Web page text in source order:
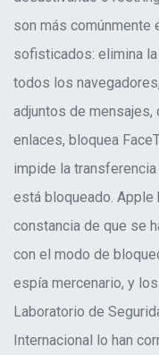
son más comúnmente
sofisticados: elimina
todos los
adjuntos de
enlaces, bloquea
impide la
está bloqueado. Apple
constancia de que se
con el modo de
espía mercenario, y
Laboratorio de
Internacional lo han